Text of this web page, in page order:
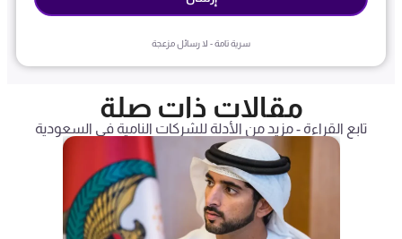
سرية تامة - لا رسائل مزعجة
مقالات ذات صلة
تابع القراءة - مزيد من الأدلة للشركات النامية في السعودية